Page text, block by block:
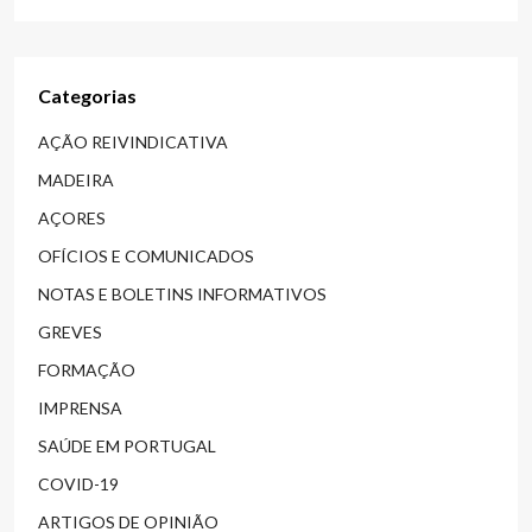
Categorias
AÇÃO REIVINDICATIVA
MADEIRA
AÇORES
OFÍCIOS E COMUNICADOS
NOTAS E BOLETINS INFORMATIVOS
GREVES
FORMAÇÃO
IMPRENSA
SAÚDE EM PORTUGAL
COVID-19
ARTIGOS DE OPINIÃO